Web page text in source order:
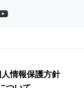
情報保護方針